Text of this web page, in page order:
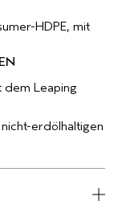
HDPE, mit
dem Leaping
erdölhaltigen